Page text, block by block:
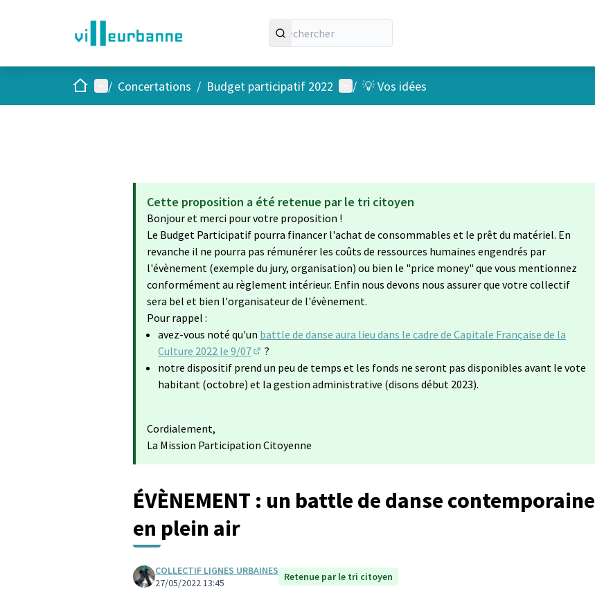
AccueilMenu principal
/ Concertations / Budget participatif 2022 Menu utilisateur
/ 💡 Vos idées
Cette proposition a été retenue par le tri citoyen
Bonjour et merci pour votre proposition !
Le Budget Participatif pourra financer l'achat de consommables et le prêt du matériel. En
revanche il ne pourra pas rémunérer les coûts de ressources humaines engendrés par
l'évènement (exemple du jury, organisation) ou bien le "price money" que vous mentionnez
conformément au règlement intérieur. Enfin nous devons nous assurer que votre collectif
sera bel et bien l'organisateur de l'évènement.
Pour rappel :
avez-vous noté qu'un battle de danse aura lieu dans le cadre de Capitale Française de la
Culture 2022 le 9/07
(Lien externe)
?
notre dispositif prend un peu de temps et les fonds ne seront pas disponibles avant le vote
habitant (octobre) et la gestion administrative (disons début 2023).
Cordialement,
La Mission Participation Citoyenne
ÉVÈNEMENT : un battle de danse contemporaine
en plein air
COLLECTIF LIGNES URBAINES
27/05/2022 13:45
Retenue par le tri citoyen